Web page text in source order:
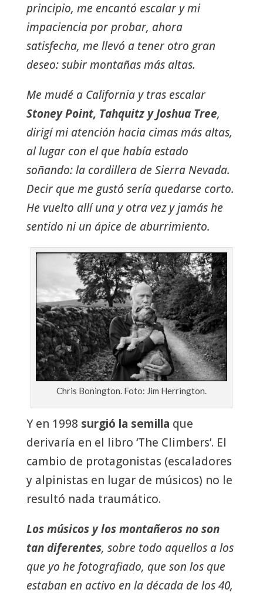
principio, me encantó escalar y mi
impaciencia por probar, ahora
satisfecha, me llevó a tener otro gran
deseo: subir montañas más altas.
Me mudé a California y tras escalar
Stoney Point, Tahquitz y Joshua Tree,
dirigí mi atención hacia cimas más altas,
al lugar con el que había estado
soñando: la cordillera de Sierra Nevada.
Decir que me gustó sería quedarse corto.
He vuelto allí una y otra vez y jamás he
sentido ni un ápice de aburrimiento.
Chris Bonington. Foto: Jim Herrington.
Y en 1998 surgió la semilla que
derivaría en el libro ‘The Climbers’. El
cambio de protagonistas (escaladores
y alpinistas en lugar de músicos) no le
resultó nada traumático.
Los músicos y los montañeros no son
tan diferentes, sobre todo aquellos a los
que yo he fotografiado, que son los que
estaban en activo en la década de los 40,